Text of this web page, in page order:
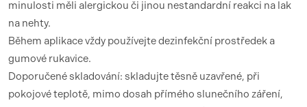
minulosti měli alergickou či jinou nestandardní reakci na lak
na nehty.
Během aplikace vždy používejte dezinfekční prostředek a
gumové rukavice.
Doporučené skladování: skladujte těsně uzavřené, při
pokojové teplotě, mimo dosah přímého slunečního záření,